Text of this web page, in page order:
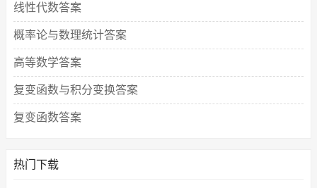
线性代数答案
概率论与数理统计答案
高等数学答案
复变函数与积分变换答案
复变函数答案
热门下载